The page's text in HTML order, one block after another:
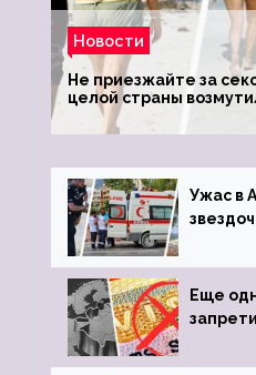
Новости
Не приезжайте за
целой страны
туристки массово
обзавестись
Ужас в
Еще